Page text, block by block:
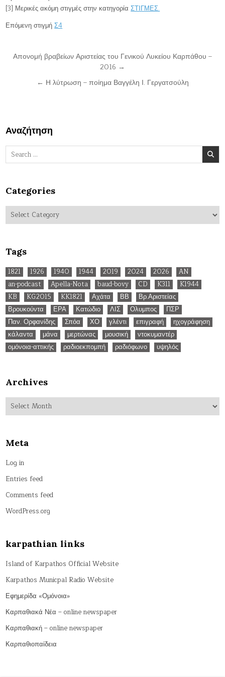
[3] Μερικές ακόμη στιγμές στην κατηγορίαΣΤΙΓΜΕΣ.
Επόμενη στιγμήΣ4
Post
Απονομή βραβείων Αριστείας του Γενικού Λυκείου Καρπάθου –
2016 →
← Η λύτρωση – ποίημα Βαγγέλη Ι. Γεργατσούλη
Αναζήτηση
Search
for:
Categories
Categories
Tags
1821 1926 1940 1944 2019 2024 2026
AN
an-podcast
Apella-Nota baud-bovy CD K311
K1944
KB
KG2015 KK1821 Αχάτα ΒΒ
Βρ.Αριστείας
Βρουκούντα
ΕΡΑ Κατώδιο ΛΙΣ Ολυμπος
ΠΣΡ
Παν. Ορφανίδης
Σπόα ΧΟ γλέντι επιγραφή
ηχογράφηση
κάλαντα
μάνα μερτώνας μουσική
ντοκυμαντέρ
ομόνοια-αττικής
ραδιοεκπομπή ραδιόφωνο υψηλός
Archives
Archives
Meta
Log in
Entries feed
Comments feed
WordPress.org
karpathian links
Island of Karpathos Official Website
Karpathos Municpal Radio Website
Εφημερίδα «Ομόνοια»
Καρπαθιακά Νέα – online newspaper
Καρπαθιακή – online newspaper
Καρπαθιοπαίδεια